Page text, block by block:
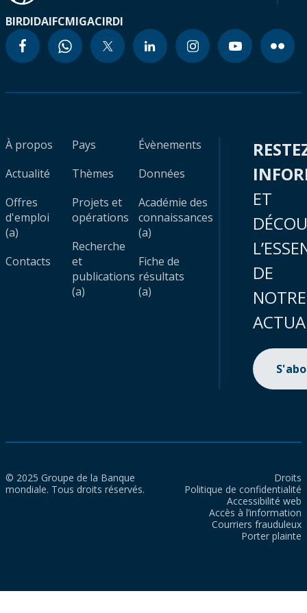
BIRDIDAIFCMIGACIRDI
À propos
Actualité
Offres
d'emploi
(a)
Contacts
Pays
Thèmes
Projets et
opérations
Recherche
et
publications
(a)
Évènements
Données
Académie des
connaissances
(a)
Fiche de
résultats
(a)
ET
DE
NOTRE
© 2025 Groupe de la Banque
mondiale. Tous droits réservés.
Droits
Politique de confidentialité
Accessibilité web
Accès à l’information
Courriers frauduleux
Porter plainte